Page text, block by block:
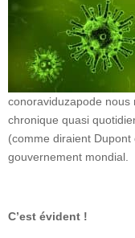
conoraviduzapode nous
chronique quasi
(comme diraient
gouvernement mondial.
C’est évident !